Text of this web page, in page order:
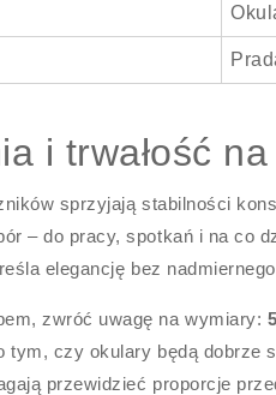
i trwałość
sprzyjają stabilności
– do pracy, spotkań i na co
elegancję bez
zwróć uwagę na wymiary:
tym, czy okulary będą dobrze
przewidzieć proporcje